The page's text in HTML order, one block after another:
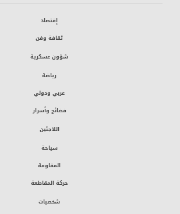
إقتصاد
ثقافة وفن
شؤون عسكرية
رياضة
عربي ودولي
فضائح وأسرار
اللاجئين
سياحة
المقاومة
حركة المقاطعة
شخصيات